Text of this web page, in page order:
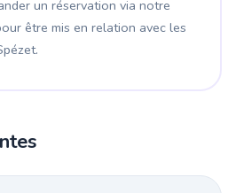
un réservation via notre
être mis en relation avec les